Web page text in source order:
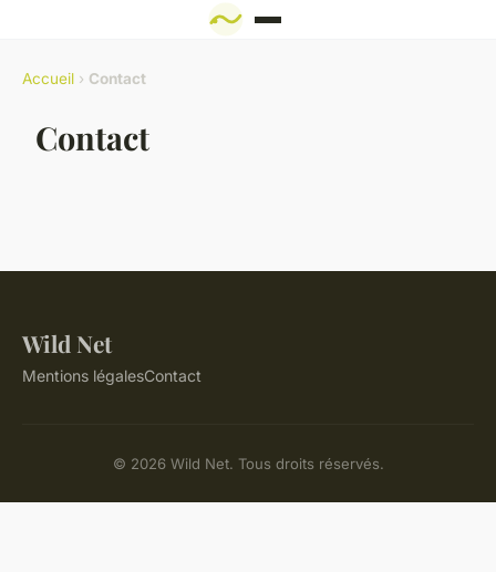
Accueil › Contact
Contact
Wild Net
Mentions légalesContact
© 2026 Wild Net. Tous droits réservés.